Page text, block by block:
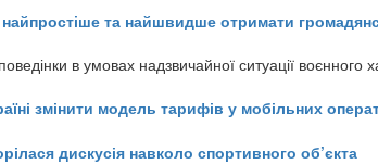
та найшвидше отримати
в умовах надзвичайної ситуації воєнного
змінити модель тарифів у мобільних
дискусія навколо спортивного об’єкта